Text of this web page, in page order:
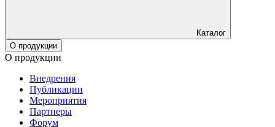
Каталог
О продукции
О продукции
Внедрения
Публикации
Мероприятия
Партнеры
Форум